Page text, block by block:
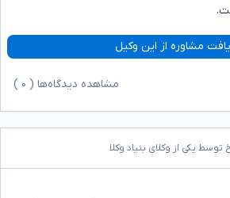
مشاوره از این وکیل
مشاهده دیدگاه‌ها ( ۰
توسط یکی از وکلای بنیاد وکلا